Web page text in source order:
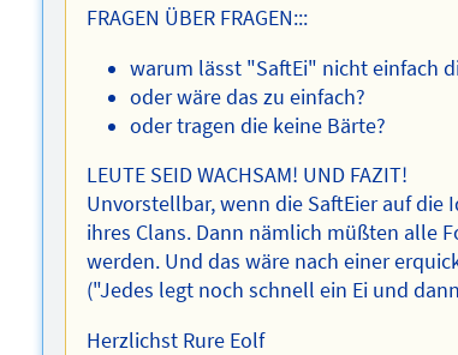
FRAGEN ÜBER FRAGEN:::
warum lässt "SaftEi" nicht einfach
oder wäre das zu einfach?
oder tragen die keine Bärte?
LEUTE SEID WACHSAM! UND FAZIT!
Unvorstellbar, wenn die SaftEier auf
ihres Clans. Dann nämlich müßten alle
werden. Und das wäre nach einer
("Jedes legt noch schnell ein Ei und
Herzlichst Rure Eolf